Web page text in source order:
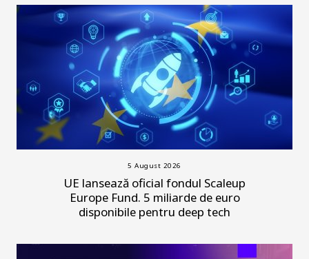
5 August 2026
UE lansează oficial fondul Scaleup
Europe Fund. 5 miliarde de euro
disponibile pentru deep tech